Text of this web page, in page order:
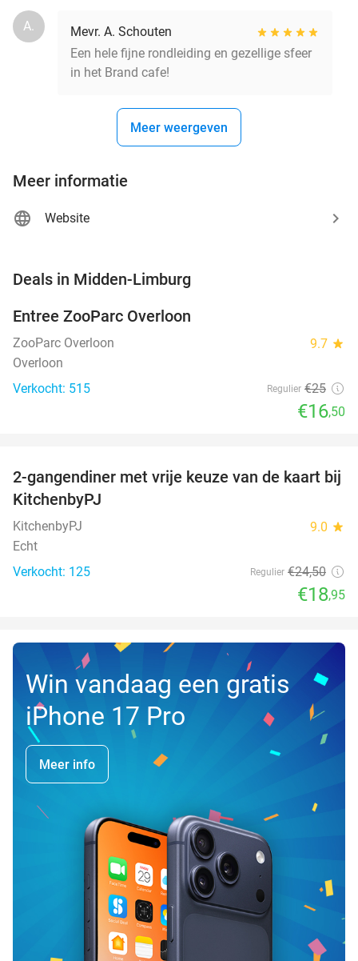
A.
Mevr. A. Schouten
Een hele fijne rondleiding en gezellige sfeer
in het Brand cafe!
Meer weergeven
Meer informatie
Website
Deals in Midden-Limburg
TODAY
Entree ZooParc Overloon
ZooParc Overloon 9.7 star
Overloon
Verkocht: 515
Regulier €25
€16,50
23%
2-gangendiner met vrije keuze van de kaart bij
KitchenbyPJ
KitchenbyPJ 9.0 star
Echt
Verkocht: 125
Regulier €24,50
€18,95
Win vandaag een gratis
iPhone 17 Pro
Meer info